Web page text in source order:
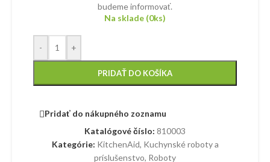
budeme informovať.
Na sklade (0ks)
- +
PRIDAŤ DO KOŠÍKA
Pridať do nákupného zoznamu
Katalógové číslo: 810003
Kategórie: KitchenAid, Kuchynské roboty a
príslušenstvo, Roboty